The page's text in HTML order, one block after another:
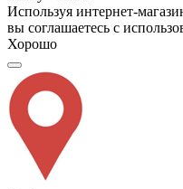
Используя интернет-
вы соглашаетесь с
Хорошо